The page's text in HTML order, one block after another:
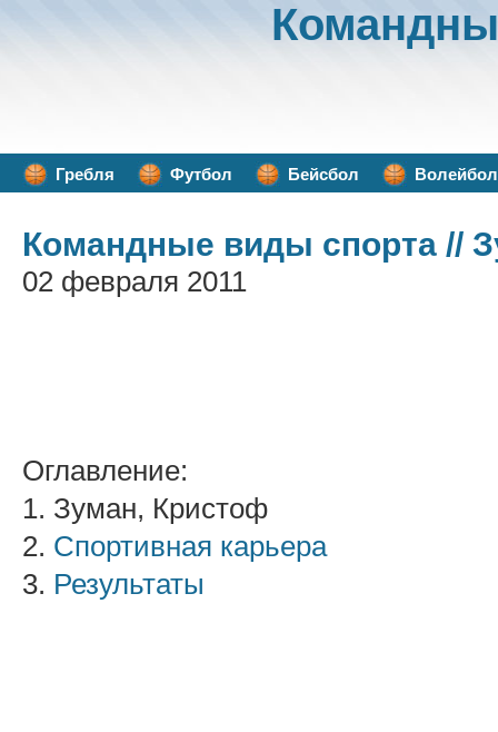
Гребля Футбол Бейсбол Волейбол
Командные виды спорта //
02 февраля 2011
Оглавление:
1. Зуман, Кристоф
2. Спортивная карьера
3. Результаты